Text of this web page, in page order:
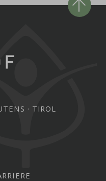
TIROL